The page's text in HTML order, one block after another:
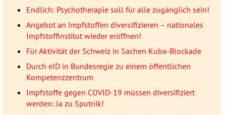
Endlich: Psychotherapie soll für alle zugänglich sein!
Angebot an Impfstoffen diversifizieren – nationales
Impfstoffinstitut wieder eröffnen!
Für Aktivität der Schweiz in Sachen Kuba-Blockade
Durch eID in Bundesregie zu einem öffentlichen
Kompetenzzentrum
Impfstoffe gegen COVID-19 müssen diversifiziert
werden: Ja zu Sputnik!